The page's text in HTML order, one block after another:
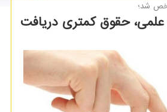
شد؛
حقوق کمتری دریافت